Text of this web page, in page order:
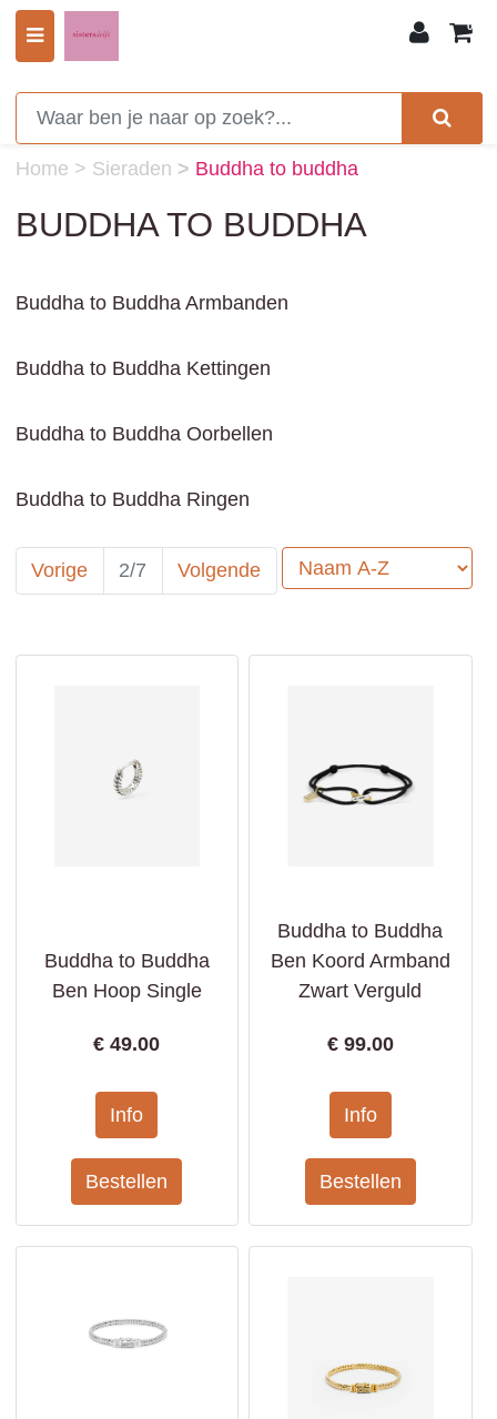
0
Home > Sieraden > Buddha to buddha
BUDDHA TO BUDDHA
Buddha to Buddha Armbanden
Buddha to Buddha Kettingen
Buddha to Buddha Oorbellen
Buddha to Buddha Ringen
Sorteer op:
Vorige 2/7 Volgende
Buddha to Buddha
Ben Hoop Single
€49.00
Buddha to Buddha
Ben Koord Armband
Zwart Verguld
€ 99.00